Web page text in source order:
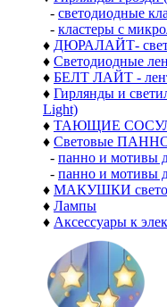
- светодиодные
- кластеры с
♦ ДЮРАЛАЙТ-
♦ Светодиодные
♦ БЕЛТ ЛАЙТ -
♦ Гирлянды и
Light)
♦ ТАЮЩИЕ
♦ Световые
- панно и мотивы
- панно и мотивы
♦ МАКУШКИ
♦ Лампы
♦ Аксессуары к